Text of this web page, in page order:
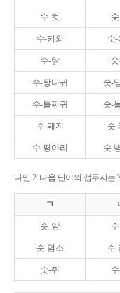
수-컷
수-키와 숫
수-탉
수-탕나귀 숫-
수-톨쩌귀 숫-
수-퇘지 숫-
수-평아리 숫-
다만 2. 다음 단어의 접두사는
ㄱ
숫-양
숫-염소 수-
숫-쥐